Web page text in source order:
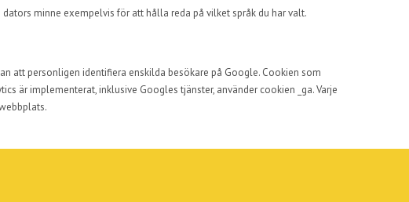
minne exempelvis för att hålla reda på vilket språk du har valt.
att personligen identifiera enskilda besökare på Google. Cookien som
är implementerat, inklusive Googles tjänster, använder cookien _ga. Varje